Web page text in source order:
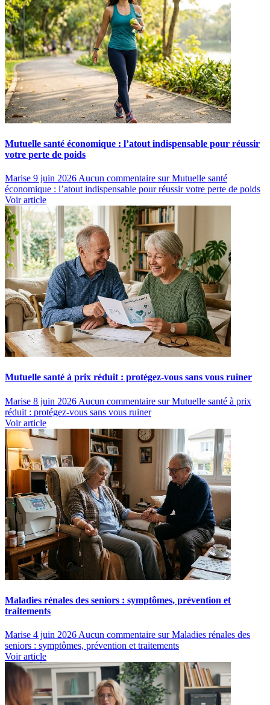
Mutuelle santé économique : l’atout indispensable pour réussir
votre perte de poids
Marise 9 juin 2026 Aucun commentaire sur Mutuelle santé
économique : l’atout indispensable pour réussir votre perte de poids
Voir article
Mutuelle santé à prix réduit : protégez-vous sans vous ruiner
Marise 8 juin 2026 Aucun commentaire sur Mutuelle santé à prix
réduit : protégez-vous sans vous ruiner
Voir article
Maladies rénales des seniors : symptômes, prévention et
traitements
Marise 4 juin 2026 Aucun commentaire sur Maladies rénales des
seniors : symptômes, prévention et traitements
Voir article